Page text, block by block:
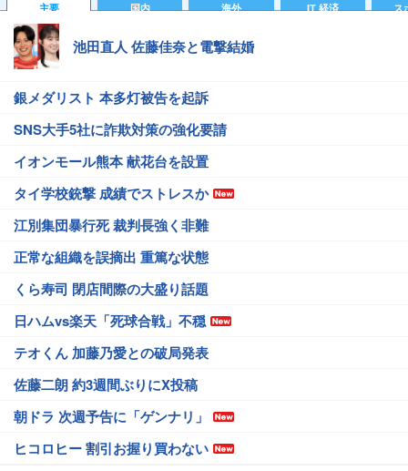
主要 国内 海外 IT 経済 ス
池田直人 佐藤佳奈と電撃結婚
銀メダリスト 本多灯被告を起訴
SNS大手5社に詐欺対策の強化要請
イオンモール熊本 献花台を設置
タイ学校銃撃 成績でストレスか
江別集団暴行死 裁判長強く非難
正常な組織を誤摘出 重篤な状態
くら寿司 閉店間際の大盛り話題
日ハムvs楽天「死球合戦」不穏
テオくん 加藤乃愛との破局発表
佐藤二朗 約3週間ぶりにX投稿
朝ドラ 次週予告に「ゲンナリ」
ヒコロヒー 割引お握り買わない